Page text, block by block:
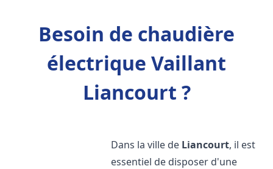
Besoin de chaudière
électrique Vaillant
Liancourt ?
Dans la ville de Liancourt, il est
essentiel de disposer d'une